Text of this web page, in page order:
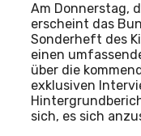
Am Donnerstag,
erscheint das
Sonderheft des
einen
über die
exklusiven
sich, es sich